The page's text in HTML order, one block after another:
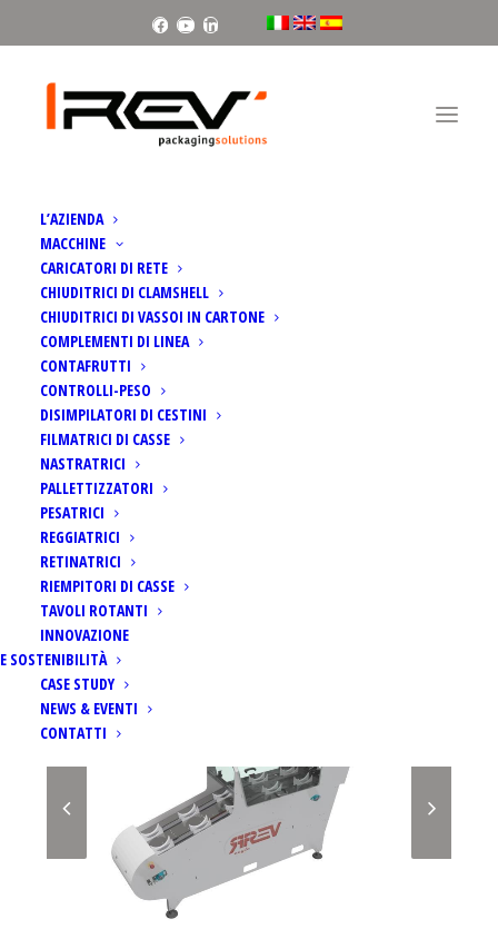
Facebook
YoutubeLinkedin
L’AZIENDA
MACCHINE
CARICATORI DI RETE
CHIUDITRICI DI CLAMSHELL
CHIUDITRICI DI VASSOI IN CARTONE
COMPLEMENTI DI LINEA
CONTAFRUTTI
CONTROLLI-PESO
DISIMPILATORI DI CESTINI
FILMATRICI DI CASSE
NASTRATRICI
PALLETTIZZATORI
PESATRICI
REGGIATRICI
RETINATRICI
RIEMPITORI DI CASSE
TAVOLI ROTANTI
INNOVAZIONE
E SOSTENIBILITÀ
CASE STUDY
NEWS & EVENTI
CONTATTI